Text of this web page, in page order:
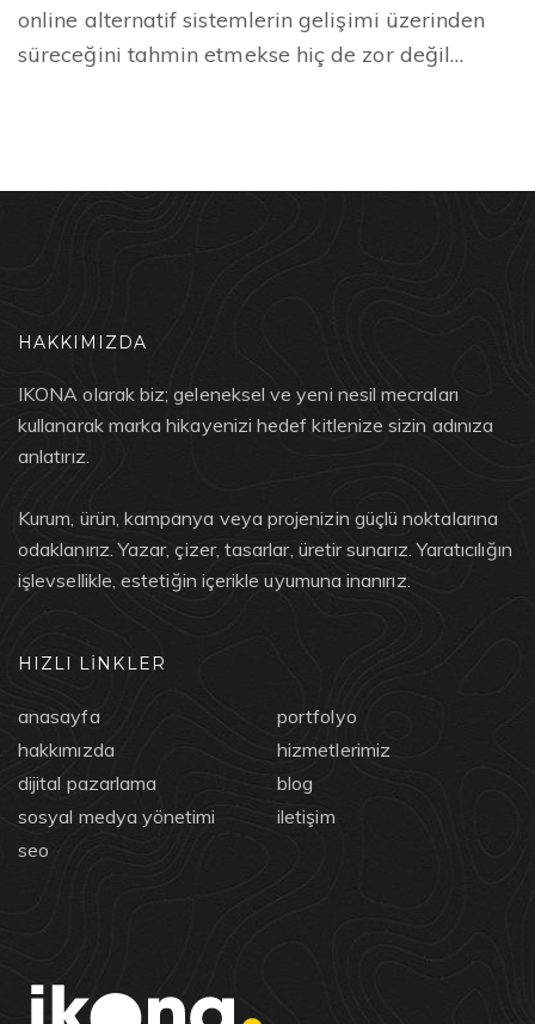
online alternatif sistemlerin gelişimi üzerinden
süreceğini tahmin etmekse hiç de zor değil…
HAKKIMIZDA
IKONA olarak biz; geleneksel ve yeni nesil mecraları
kullanarak marka hikayenizi hedef kitlenize sizin adınıza
anlatırız.
Kurum, ürün, kampanya veya projenizin güçlü noktalarına
odaklanırız. Yazar, çizer, tasarlar, üretir sunarız. Yaratıcılığın
işlevsellikle, estetiğin içerikle uyumuna inanırız.
HIZLI LİNKLER
anasayfa
hakkımızda
dijital pazarlama
sosyal medya yönetimi
seo
portfolyo
hizmetlerimiz
blog
iletişim